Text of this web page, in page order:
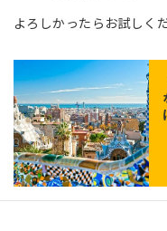
よろしかったらお試しく